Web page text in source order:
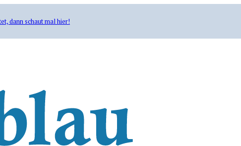
dann schaut mal hier!